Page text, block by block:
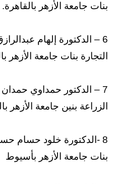
بنات جامعة الأزهر بالقاهرة.
6 – الدكتورة إلهام
التجارة بنات جامعة الأزهر
7 – الدكتور حمداوي حمدان
الزراعة بنين جامعة الأزهر
8 -الدكتورة خلود حسام
بنات جامعة الأزهر بأسيوط